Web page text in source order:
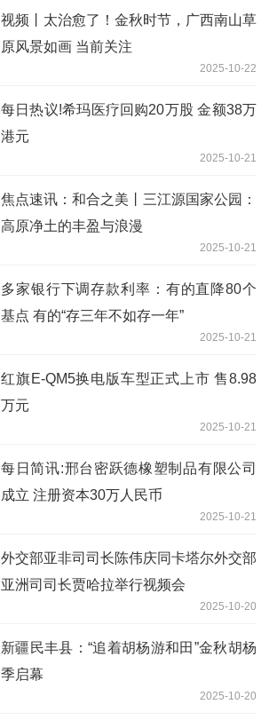
视频丨太治愈了！金秋时节，广西南山草
原风景如画 当前关注
2025-10-22
每日热议!希玛医疗回购20万股 金额38万
港元
2025-10-21
焦点速讯：和合之美丨三江源国家公园：
高原净土的丰盈与浪漫
2025-10-21
多家银行下调存款利率：有的直降80个
基点 有的“存三年不如存一年”
2025-10-21
红旗E-QM5换电版车型正式上市 售8.98
万元
2025-10-21
每日简讯:邢台密跃德橡塑制品有限公司
成立 注册资本30万人民币
2025-10-21
外交部亚非司司长陈伟庆同卡塔尔外交部
亚洲司司长贾哈拉举行视频会
2025-10-20
新疆民丰县：“追着胡杨游和田”金秋胡杨
季启幕
2025-10-20